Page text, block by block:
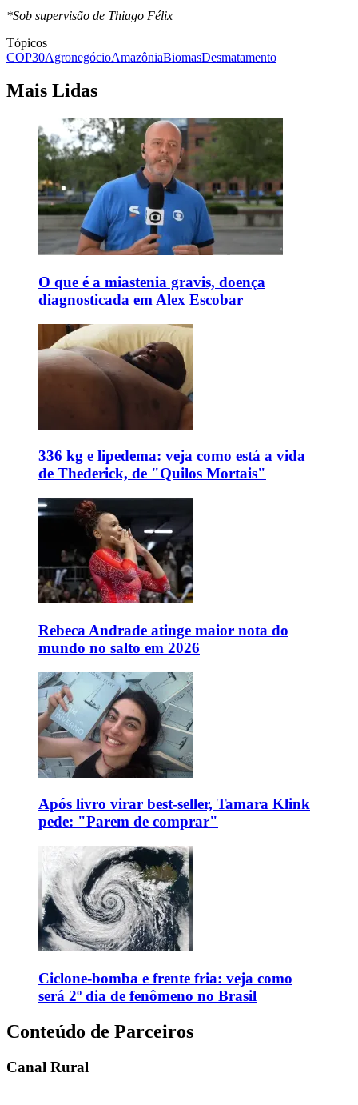
*Sob supervisão de Thiago Félix
Tópicos
COP30AgronegócioAmazôniaBiomasDesmatamento
Mais Lidas
O que é a miastenia gravis, doença
diagnosticada em Alex Escobar
336 kg e lipedema: veja como está a vida
de Thederick, de "Quilos Mortais"
Rebeca Andrade atinge maior nota do
mundo no salto em 2026
Após livro virar best-seller, Tamara Klink
pede: "Parem de comprar"
Ciclone-bomba e frente fria: veja como
será 2º dia de fenômeno no Brasil
Conteúdo de Parceiros
Canal Rural